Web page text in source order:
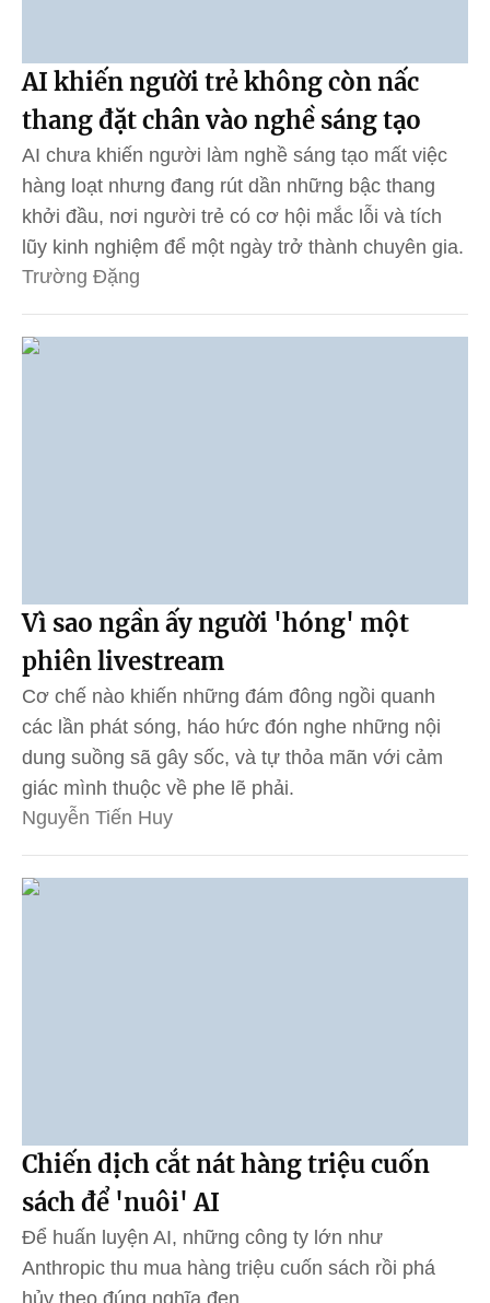
AI khiến người trẻ không còn nấc
thang đặt chân vào nghề sáng tạo
AI chưa khiến người làm nghề sáng tạo mất việc
hàng loạt nhưng đang rút dần những bậc thang
khởi đầu, nơi người trẻ có cơ hội mắc lỗi và tích
lũy kinh nghiệm để một ngày trở thành chuyên gia.
Trường Đặng
Vì sao ngần ấy người 'hóng' một
phiên livestream
Cơ chế nào khiến những đám đông ngồi quanh
các lần phát sóng, háo hức đón nghe những nội
dung suồng sã gây sốc, và tự thỏa mãn với cảm
giác mình thuộc về phe lẽ phải.
Nguyễn Tiến Huy
Chiến dịch cắt nát hàng triệu cuốn
sách để 'nuôi' AI
Để huấn luyện AI, những công ty lớn như
Anthropic thu mua hàng triệu cuốn sách rồi phá
hủy theo đúng nghĩa đen.